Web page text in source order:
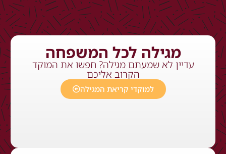
מגילה לכל המשפחה
עדיין לא שמעתם מגילה? חפשו את המוקד
הקרוב אליכם
למוקדי קריאת המגילה